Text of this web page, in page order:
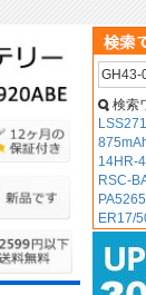
検索
14HR-
RSC-
ER17/